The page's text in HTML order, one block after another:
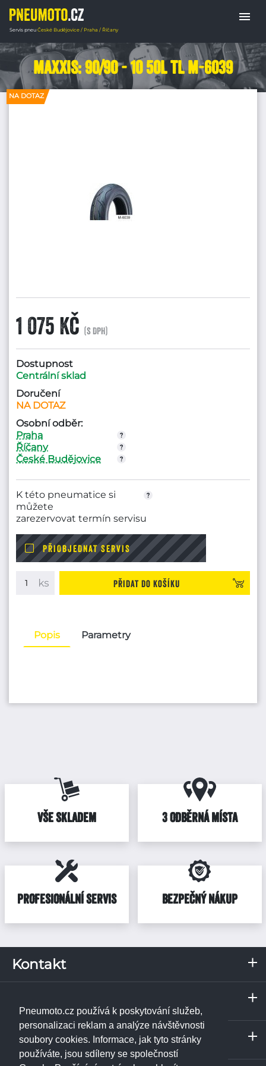
Pneumoto.cz používá k poskytování služeb,
personalizaci reklam a analýze návštěvnosti
soubory cookies. Informace, jak tyto stránky
používáte, jsou sdíleny se společností
Servis pneu České Budějovice / Praha / Říčany
menu
Domů PNEUMATIKY MOTORKY Scooter
Maxxis: 90/90 - 10 50L TL M-6039
NA DOTAZ
1 075 Kč (s DPH)
Dostupnost
Centrální sklad
Doručení
NA DOTAZ
Osobní odběr:
Praha
Říčany
České Budějovice
K této pneumatice si
můžete
zarezervovat termín servisu
PŘIOBJEDNAT SERVIS
Přidat do košíku
Popis Parametry
VŠE SKLADEM 3 ODBĚRNÁ MÍSTA
PROFESIONÁLNÍ SERVIS BEZPEČNÝ NÁKUP
Kontakt
373 67Borek u Českých Budějovic
IČ: 02531348
DIČ: CZ02531348
Tel.:+420 774 740 708
Praha
Janpet - pneuservis
Libušská 230/74
142 00 Praha 4 - Libuš
ukázat na mapě
Servis a odběrné místo
České Budějovice